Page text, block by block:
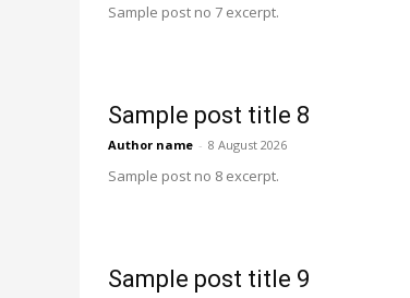
Sample post no 7 excerpt.
Sample post title 8
Author name - 8 August 2026
Sample post no 8 excerpt.
Sample post title 9